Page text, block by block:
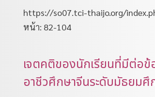
https://so07.tci-thaijo.org/
หน้า: 82-104
เจตคติของนักเรียนที่มีต่อ
อาชีวศึกษาจีนระดับมัธยมศึ